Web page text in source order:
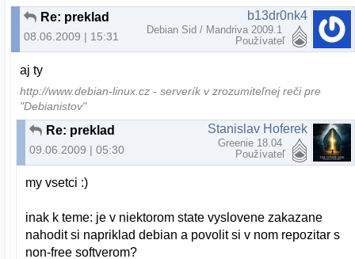
Re: preklad
08.06.2009 | 15:31
b13dr0nk4
Debian Sid / Mandriva 2009.1
Používateľ
aj ty
http://www.debian-linux.cz - serverík v zrozumiteľnej reči pre
"Debianistov"
Re: preklad
09.06.2009 | 05:30
Stanislav Hoferek
Greenie 18.04
Používateľ
my vsetci :)
inak k teme: je v niektorom state vyslovene zakazane
nahodit si napriklad debian a povolit si v nom repozitar s
non-free softverom?